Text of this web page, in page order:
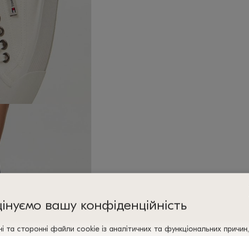
вашу конфіденційність
та сторонні файли сооkіе із аналітичних та функціональних причин,